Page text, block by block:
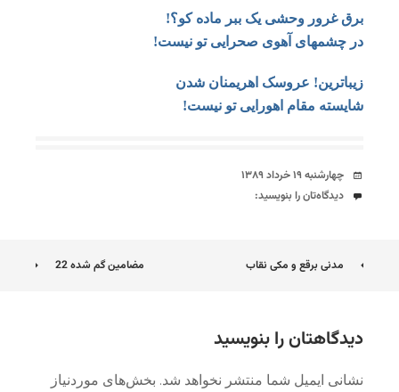
برق غرور وحشی یک ببر ماده کو؟!
در چشمهای آهوی صحرایی تو نیست!
زیباترین! عروسک اهریمنان شدن
شایسته مقام اهورایی تو نیست!
تاریخ
چهارشنبه ۱۹ خرداد ۱۳۸۹
دیدگاه‌ها
دیدگاه‌تان را بنویسید:
ناوبری
مدنی برقع و مکی نقاب مضامین گم شده 22
دیدگاهتان را بنویسید
نشانی ایمیل شما منتشر نخواهد شد. بخش‌های موردنیاز